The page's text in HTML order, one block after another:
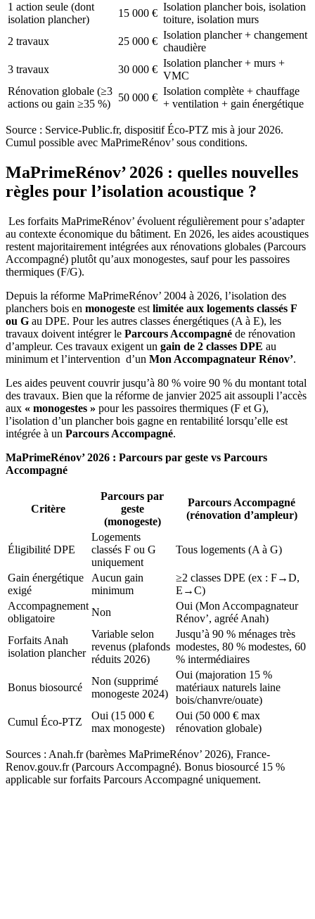
1 action seule (dont
isolation plancher)
15 000 €
Isolation plancher bois, isolation
toiture, isolation murs
2 travaux
25 000 €
Isolation plancher + changement
chaudière
3 travaux
30 000 €
Isolation plancher + murs +
VMC
Rénovation globale (≥3
actions ou gain ≥35 %)
50 000 €
Isolation complète + chauffage
+ ventilation + gain énergétique
Source : Service-Public.fr, dispositif Éco-PTZ mis à jour 2026.
Cumul possible avec MaPrimeRénov’ sous conditions.
MaPrimeRénov’ 2026 : quelles nouvelles
règles pour l’isolation acoustique ?
Les forfaits MaPrimeRénov’ évoluent régulièrement pour s’adapter
au contexte économique du bâtiment. En 2026, les aides acoustiques
restent majoritairement intégrées aux rénovations globales (Parcours
Accompagné) plutôt qu’aux monogestes, sauf pour les passoires
thermiques (F/G).
Depuis la réforme MaPrimeRénov’ 2004 à 2026, l’isolation des
planchers bois en monogeste est limitée aux logements classés F
ou G au DPE. Pour les autres classes énergétiques (A à E), les
travaux doivent intégrer le Parcours Accompagné de rénovation
d’ampleur. Ces travaux exigent un gain de 2 classes DPE au
minimum et l’intervention d’un Mon Accompagnateur Rénov’.
Les aides peuvent couvrir jusqu’à 80 % voire 90 % du montant total
des travaux. Bien que la réforme de janvier 2025 ait assoupli l’accès
aux « monogestes » pour les passoires thermiques (F et G),
l’isolation d’un plancher bois gagne en rentabilité lorsqu’elle est
intégrée à un Parcours Accompagné.
MaPrimeRénov’ 2026 : Parcours par geste vs Parcours
Accompagné
Critère
Parcours par
geste
(monogeste)
Parcours Accompagné
(rénovation d’ampleur)
Éligibilité DPE
Logements
classés F ou G
uniquement
Tous logements (A à G)
Gain énergétique
exigé
Aucun gain
minimum
≥2 classes DPE (ex : F→D,
E→C)
Accompagnement
obligatoire
Non
Oui (Mon Accompagnateur
Rénov’, agréé Anah)
Forfaits Anah
isolation plancher
Variable selon
revenus (plafonds
réduits 2026)
Jusqu’à 90 % ménages très
modestes, 80 % modestes, 60
% intermédiaires
Bonus biosourcé
Non (supprimé
monogeste 2024)
Oui (majoration 15 %
matériaux naturels laine
bois/chanvre/ouate)
Cumul Éco-PTZ
Oui (15 000 €
max monogeste)
Oui (50 000 € max
rénovation globale)
Sources : Anah.fr (barèmes MaPrimeRénov’ 2026), France-
Renov.gouv.fr (Parcours Accompagné). Bonus biosourcé 15 %
applicable sur forfaits Parcours Accompagné uniquement.